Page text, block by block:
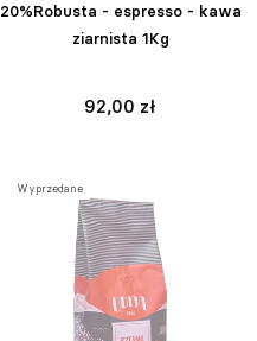
20%Robusta - espresso - kawa
ziarnista 1Kg
92,00 zł
Wyprzedane